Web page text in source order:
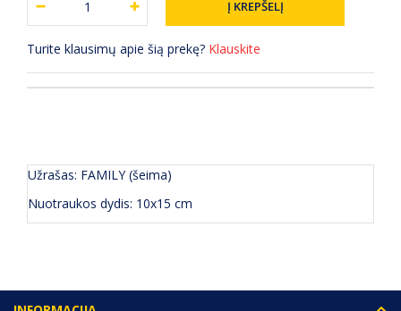
Turite klausimų apie šią prekę? Klauskite
Užrašas: FAMILY (šeima)
Nuotraukos dydis: 10x15 cm